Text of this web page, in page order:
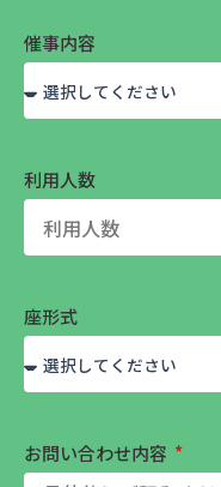
催事内容
利用人数
座形式
お問い合わせ内容